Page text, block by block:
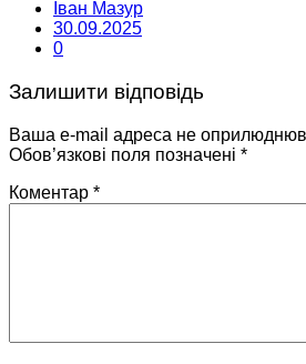
Іван Мазур
30.09.2025
0
Залишити відповідь
Ваша e-mail адреса не
Обов’язкові поля позначені *
Коментар *